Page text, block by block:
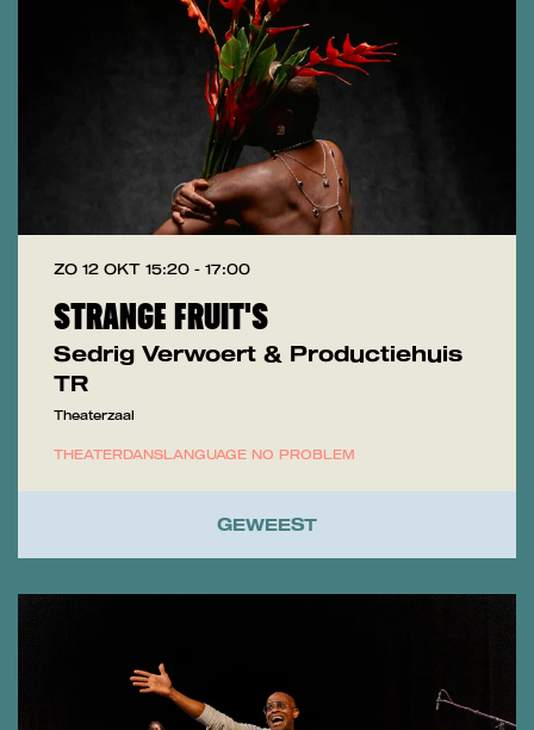
STRANGE FRUIT'S
Sedrig Verwoert & Productiehuis
TR
ZO 12 OKT 15:20 - 17:00
Theaterzaal
THEATERDANSLANGUAGE NO PROBLEM
GEWEEST